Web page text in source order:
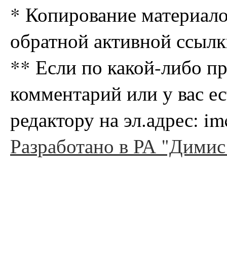
* Копирование
обратной активной
** Если по какой-либо
комментарий или у вас
редактору на эл.адрес:
Разработано в РА